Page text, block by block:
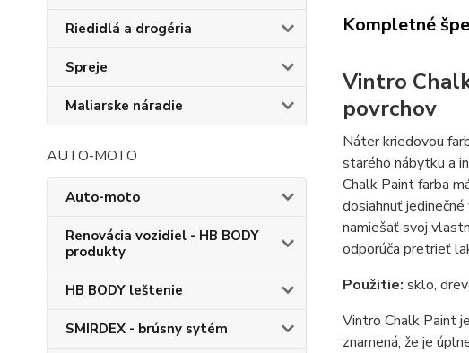
Riedidlá a drogéria
Spreje
Maliarske náradie
AUTO-MOTO
Auto-moto
Renovácia vozidiel - HB BODY
produkty
HB BODY leštenie
SMIRDEX - brúsny sytém
Kompletné
Vintro
povrchov
Náter kriedovou
starého nábytku a
Chalk Paint farba
dosiahnuť
namiešať svoj
odporúča pretrieť
Použitie: sklo,
Vintro Chalk Paint
znamená, že je